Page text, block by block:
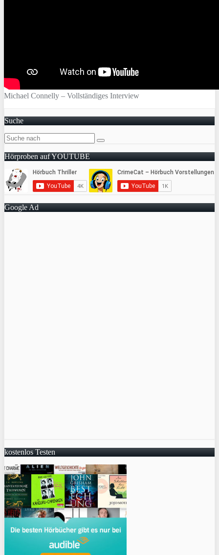
Michael Connelly – Vollständiges Interview
Suche
Hörproben auf YOUTUBE
Google Ad
kostenlos Testen